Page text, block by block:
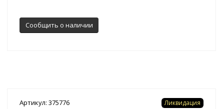
Сообщить о наличии
Артикул: 375776 Ликвидация